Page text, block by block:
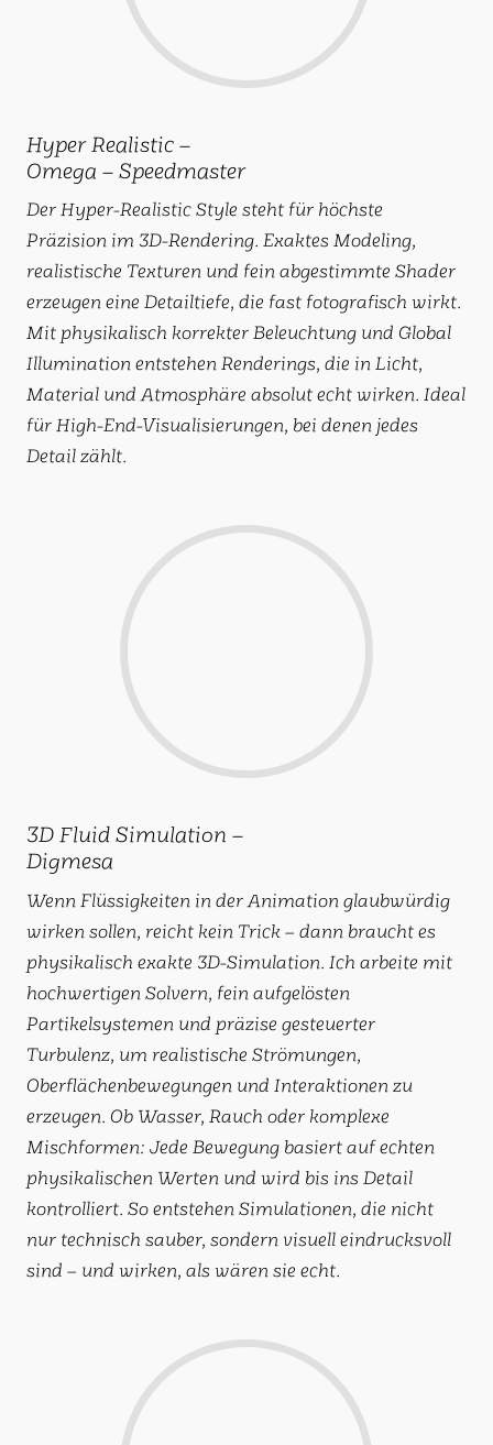
Hyper Realistic –
Omega – Speedmaster
Der Hyper-Realistic Style steht für höchste
Präzision im 3D-Rendering. Exaktes Modeling,
realistische Texturen und fein abgestimmte Shader
erzeugen eine Detailtiefe, die fast fotografisch wirkt.
Mit physikalisch korrekter Beleuchtung und Global
Illumination entstehen Renderings, die in Licht,
Material und Atmosphäre absolut echt wirken. Ideal
für High-End-Visualisierungen, bei denen jedes
Detail zählt.
3D Fluid Simulation –
Digmesa
Wenn Flüssigkeiten in der Animation glaubwürdig
wirken sollen, reicht kein Trick – dann braucht es
physikalisch exakte 3D-Simulation. Ich arbeite mit
hochwertigen Solvern, fein aufgelösten
Partikelsystemen und präzise gesteuerter
Turbulenz, um realistische Strömungen,
Oberflächenbewegungen und Interaktionen zu
erzeugen. Ob Wasser, Rauch oder komplexe
Mischformen: Jede Bewegung basiert auf echten
physikalischen Werten und wird bis ins Detail
kontrolliert. So entstehen Simulationen, die nicht
nur technisch sauber, sondern visuell eindrucksvoll
sind – und wirken, als wären sie echt.